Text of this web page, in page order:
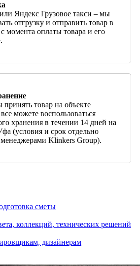
Яндекс Грузовое такси – мы
отгрузку и отправить товар в
момента оплаты товара и его
товар на объекте
можете воспользоваться
хранения в течении 14 дней на
(условия и срок отдельно
Klinkers Group).
сметы
коллекций, технических решений
дизайнерам